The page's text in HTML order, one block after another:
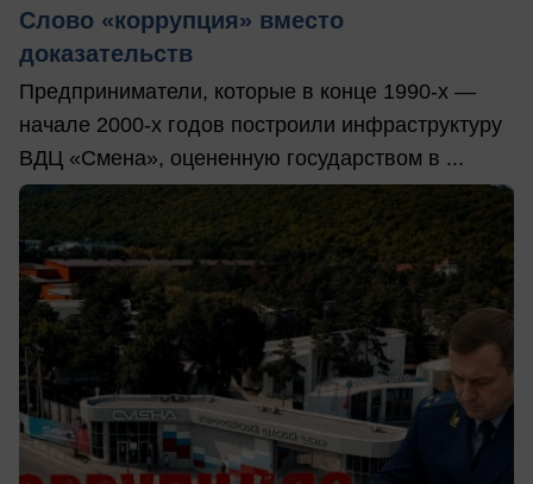
Слово «коррупция» вместо
доказательств
Предприниматели, которые в конце 1990-х —
начале 2000-х годов построили инфраструктуру
ВДЦ «Смена», оцененную государством в ...